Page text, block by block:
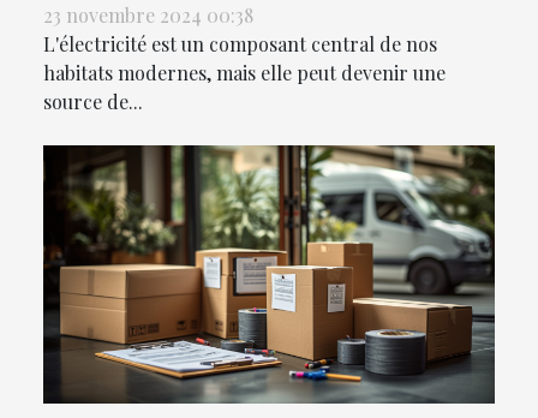
23 novembre 2024 00:38
L'électricité est un composant central de nos
habitats modernes, mais elle peut devenir une
source de...